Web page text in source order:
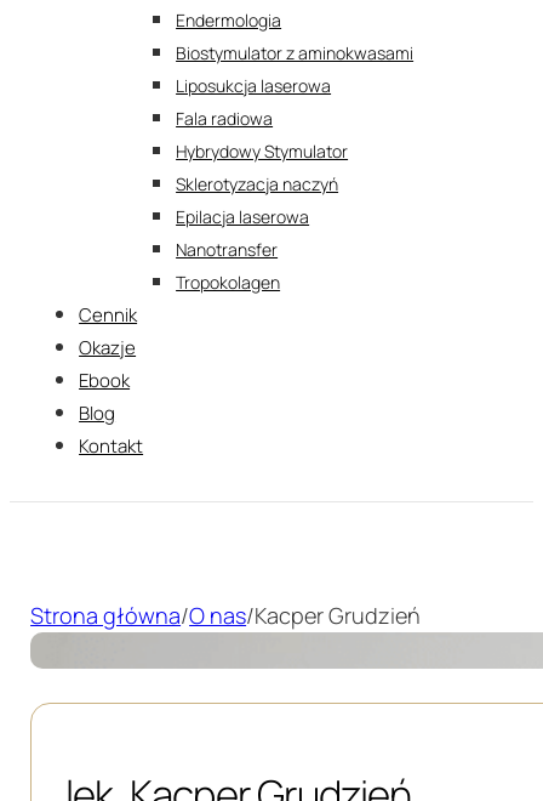
Endermologia
Biostymulator z aminokwasami
Liposukcja laserowa
Fala radiowa
Hybrydowy Stymulator
Sklerotyzacja naczyń
Epilacja laserowa
Nanotransfer
Tropokolagen
Cennik
Okazje
Ebook
Blog
Kontakt
Strona główna/O nas/Kacper Grudzień